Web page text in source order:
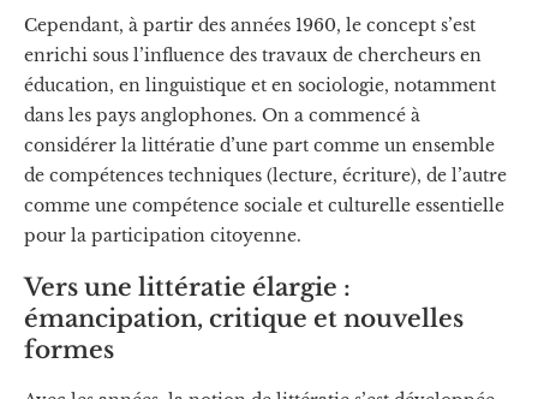
Cependant, à partir des années 1960, le concept s’est
enrichi sous l’influence des travaux de chercheurs en
éducation, en linguistique et en sociologie, notamment
dans les pays anglophones. On a commencé à
considérer la littératie d’une part comme un ensemble
de compétences techniques (lecture, écriture), de l’autre
comme une compétence sociale et culturelle essentielle
pour la participation citoyenne.
Vers une littératie élargie :
émancipation, critique et nouvelles
formes